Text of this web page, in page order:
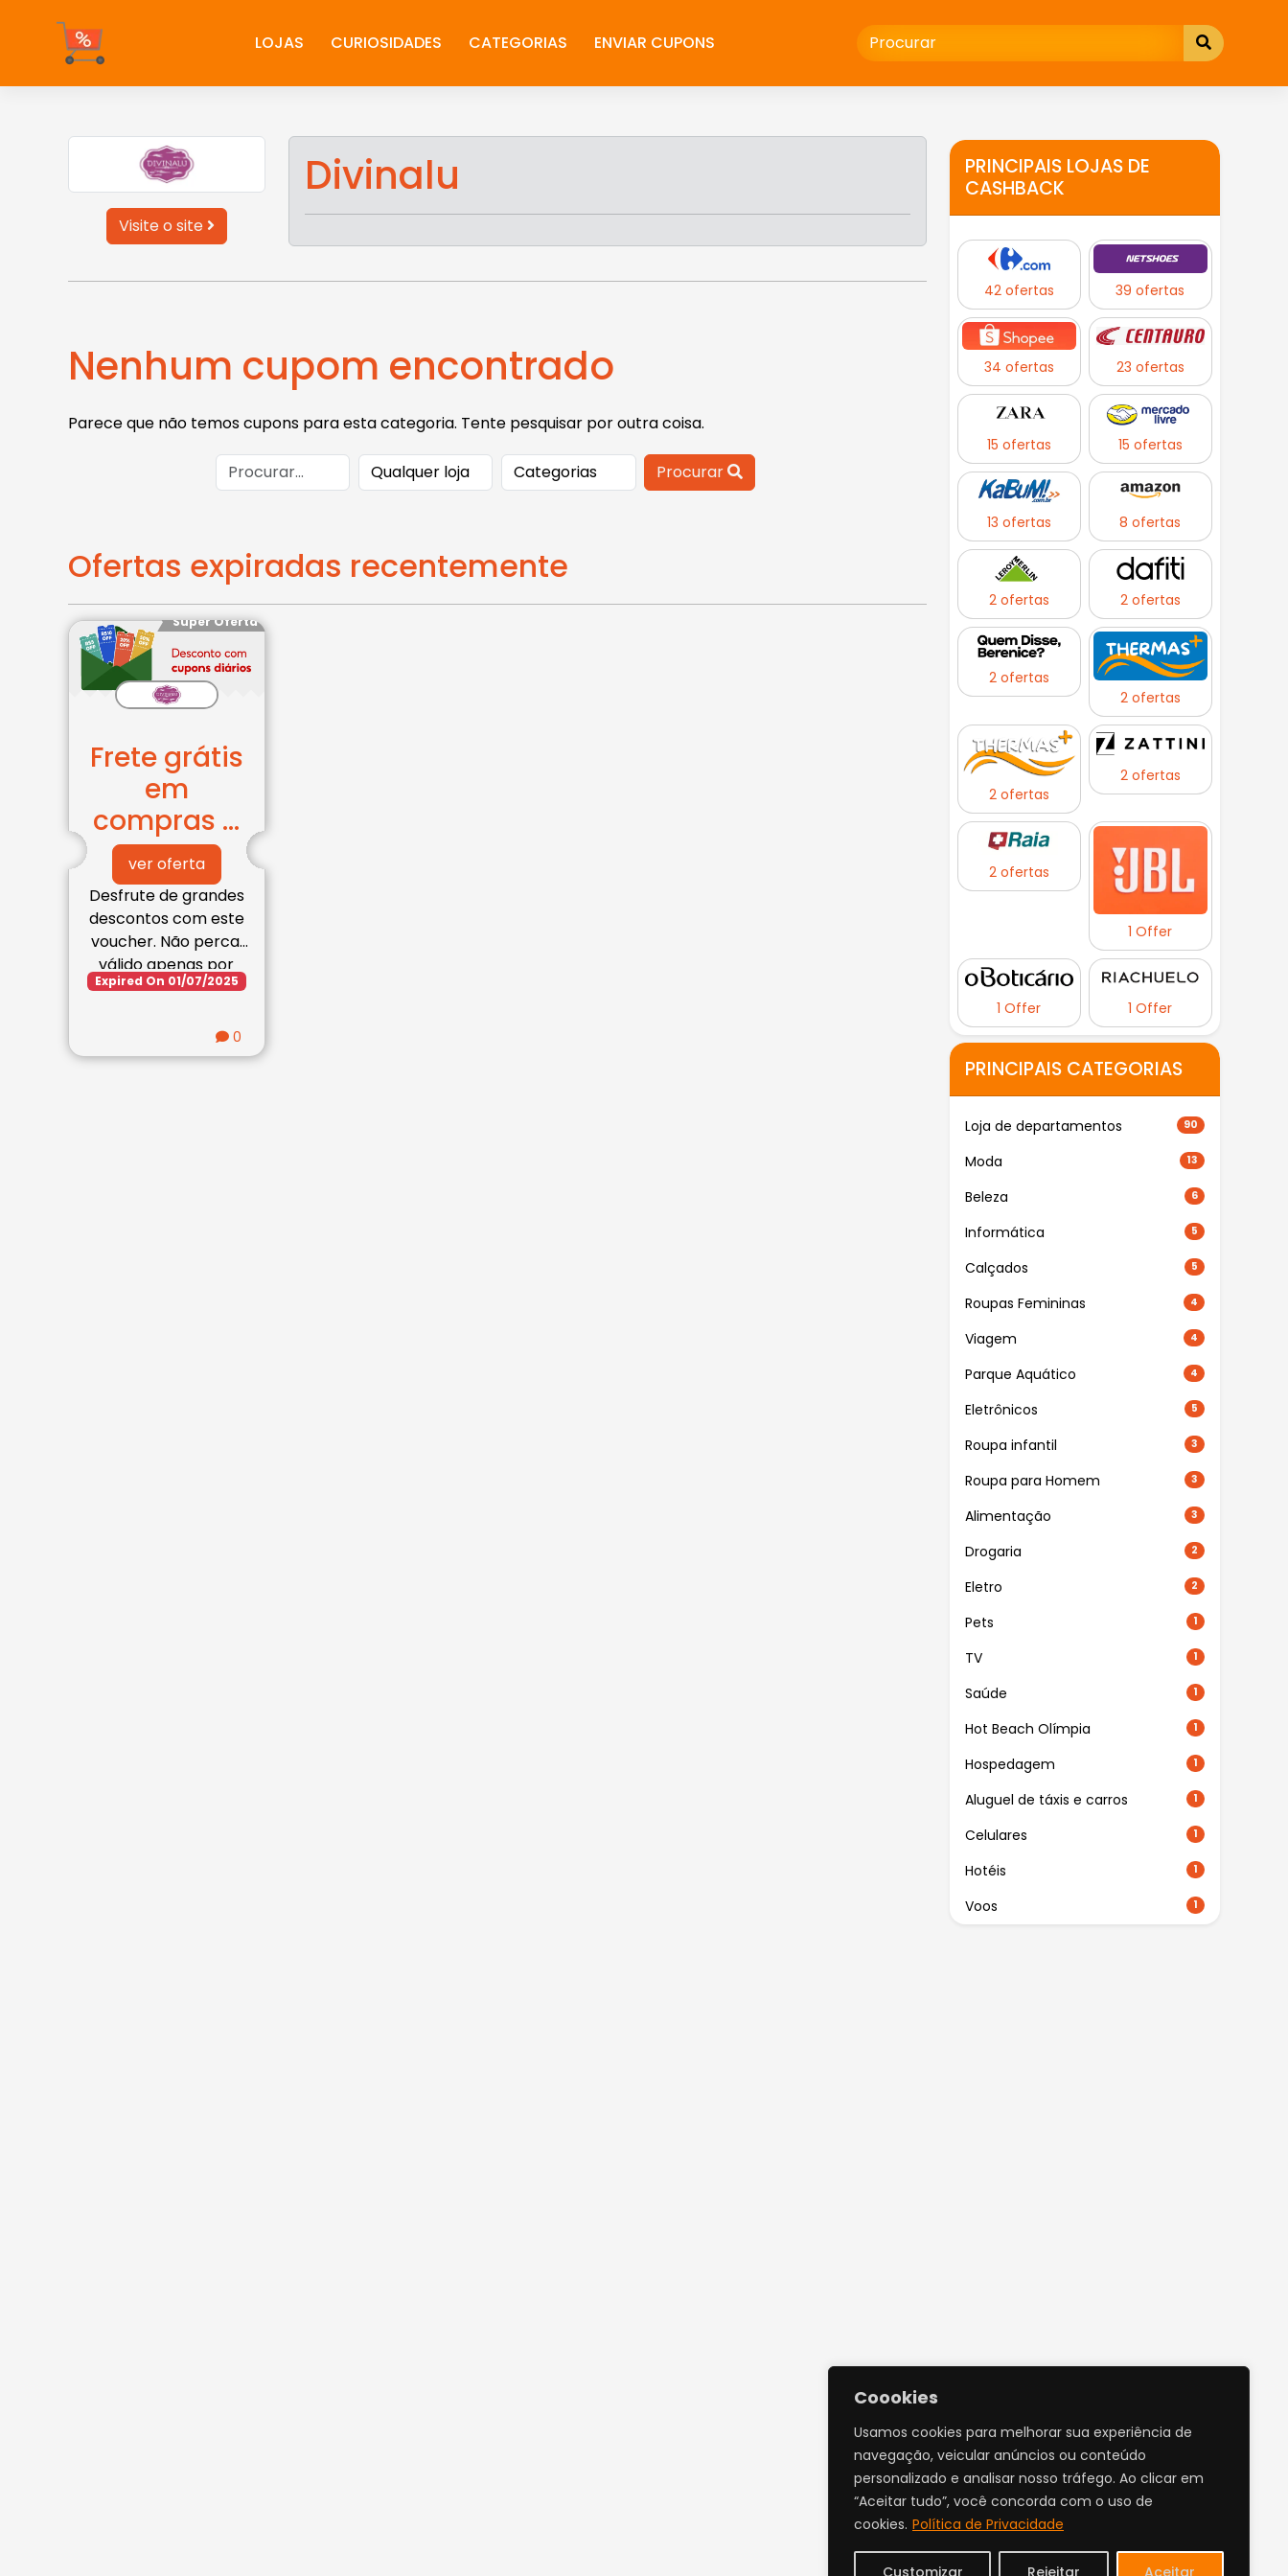
Coookies
Usamos cookies para melhorar sua experiência de
navegação, veicular anúncios ou conteúdo
personalizado e analisar nosso tráfego. Ao clicar em
“Aceitar tudo”, você concorda com o uso de
cookies. Política de Privacidade
Customizar Rejeitar Aceitar
LOJAS CURIOSIDADES CATEGORIAS ENVIAR CUPONS
Visite o site
Divinalu
Nenhum cupom encontrado
Parece que não temos cupons para esta categoria. Tente pesquisar por outra coisa.
Procurar
Ofertas expiradas recentemente
Super Oferta
Frete grátis
em
compras ...
ver oferta
Desfrute de grandes
descontos com este
voucher. Não perca,
válido apenas por
período limitado.
Expired On 01/07/2025
0
PRINCIPAIS LOJAS DE
CASHBACK
42 ofertas 39 ofertas
34 ofertas 23 ofertas
15 ofertas 15 ofertas
13 ofertas 8 ofertas
2 ofertas 2 ofertas
2 ofertas
2 ofertas
2 ofertas
2 ofertas
2 ofertas
1 Offer
1 Offer 1 Offer
PRINCIPAIS CATEGORIAS
Loja de departamentos 90
Moda 13
Beleza 6
Informática 5
Calçados 5
Roupas Femininas 4
Viagem 4
Parque Aquático 4
Eletrônicos 5
Roupa infantil 3
Roupa para Homem 3
Alimentação 3
Drogaria 2
Eletro 2
Pets 1
TV 1
Saúde 1
Hot Beach Olímpia 1
Hospedagem 1
Aluguel de táxis e carros 1
Celulares 1
Hotéis 1
Voos 1